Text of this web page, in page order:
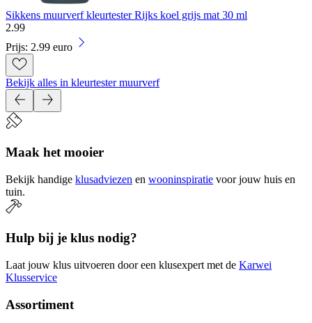
Sikkens muurverf kleurtester Rijks koel grijs mat 30 ml
2.99
Prijs: 2.99 euro
Bekijk alles in kleurtester muurverf
Maak het mooier
Bekijk handige klusadviezen en wooninspiratie voor jouw huis en
tuin.
Hulp bij je klus nodig?
Laat jouw klus uitvoeren door een klusexpert met de Karwei
Klusservice
Assortiment